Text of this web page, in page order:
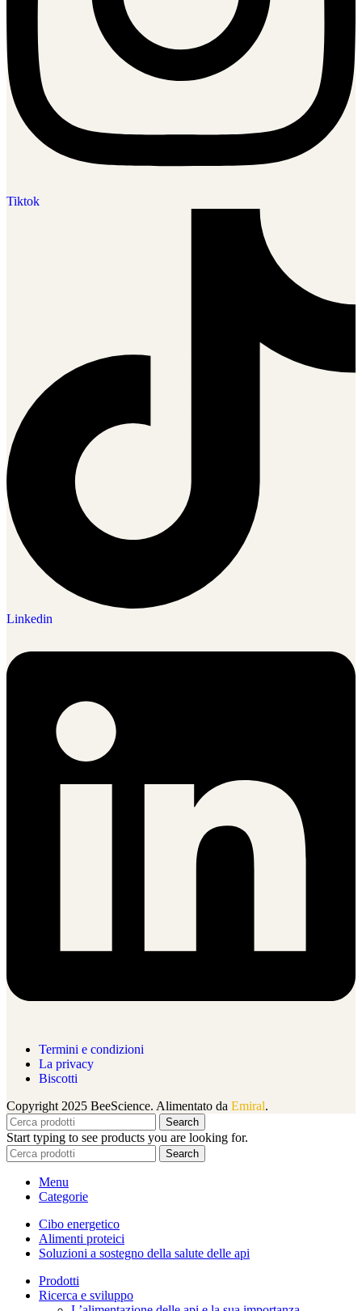
Tiktok
Linkedin
Termini e condizioni
La privacy
Biscotti
Copyright 2025 BeeScience. Alimentato da Emiral.
Search
Start typing to see products you are looking for.
Search
Menu
Categorie
Cibo energetico
Alimenti proteici
Soluzioni a sostegno della salute delle api
Prodotti
Ricerca e sviluppo